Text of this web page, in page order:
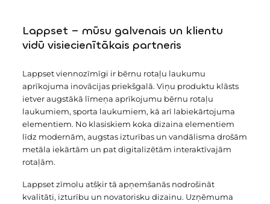
Lappset – mūsu galvenais un klientu
vidū visiecienītākais partneris
Lappset viennozīmīgi ir bērnu rotaļu laukumu
aprīkojuma inovācijas priekšgalā. Viņu produktu klāsts
ietver augstākā līmeņa aprīkojumu bērnu rotaļu
laukumiem, sporta laukumiem, kā arī labiekārtojuma
elementiem. No klasiskiem koka dizaina elementiem
līdz modernām, augstas izturības un vandālisma drošām
metāla iekārtām un pat digitalizētām interaktīvajām
rotaļām.
Lappset zīmolu atšķir tā apņemšanās nodrošināt
kvalitāti, izturību un novatorisku dizainu. Uzņēmuma